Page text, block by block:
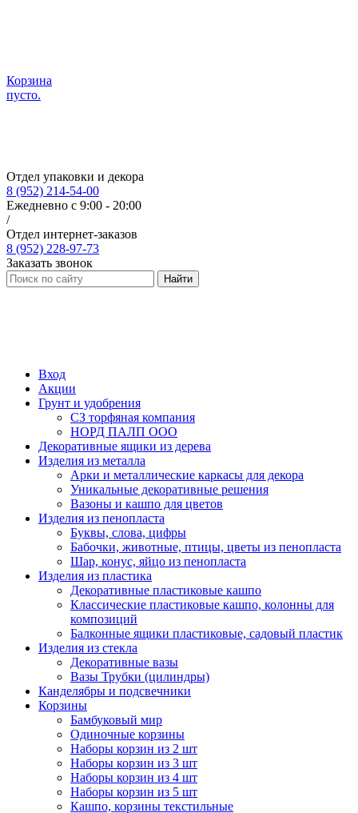
Корзина
пусто.
Отдел упаковки и декора
8 (952) 214-54-00
Ежедневно с 9:00 - 20:00
/
Отдел интернет-заказов
8 (952) 228-97-73
Заказать звонок
Найти
Вход
Акции
Грунт и удобрения
СЗ торфяная компания
НОРД ПАЛП ООО
Декоративные ящики из дерева
Изделия из металла
Арки и металлические каркасы для декора
Уникальные декоративные решения
Вазоны и кашпо для цветов
Изделия из пенопласта
Буквы, слова, цифры
Бабочки, животные, птицы, цветы из пенопласта
Шар, конус, яйцо из пенопласта
Изделия из пластика
Декоративные пластиковые кашпо
Классические пластиковые кашпо, колонны для
композиций
Балконные ящики пластиковые, садовый пластик
Изделия из стекла
Декоративные вазы
Вазы Трубки (цилиндры)
Канделябры и подсвечники
Корзины
Бамбуковый мир
Одиночные корзины
Наборы корзин из 2 шт
Наборы корзин из 3 шт
Наборы корзин из 4 шт
Наборы корзин из 5 шт
Кашпо, корзины текстильные